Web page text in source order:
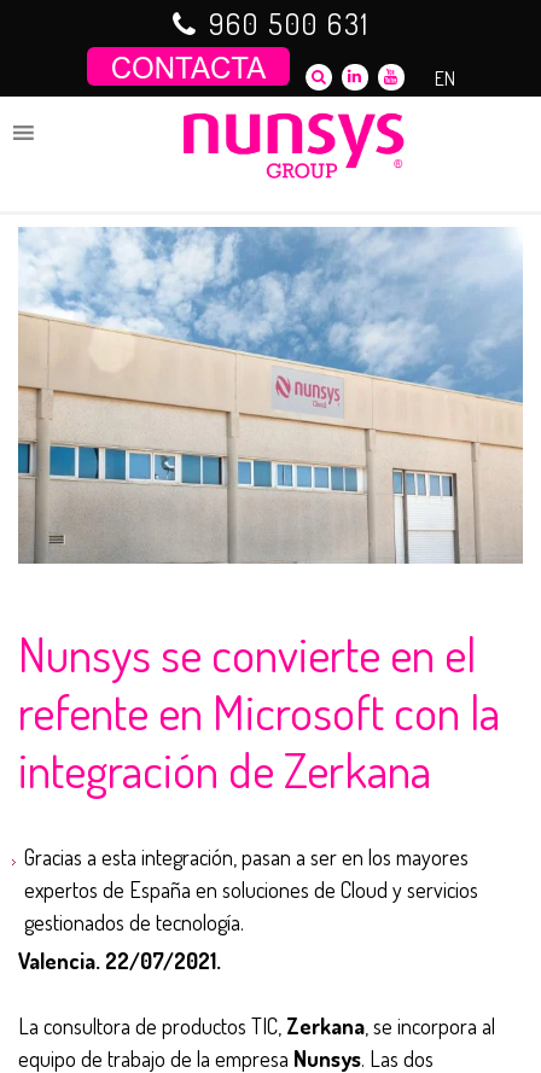
960 500 631
EN
Nunsys se convierte en el
refente en Microsoft con la
integración de Zerkana
Gracias a esta integración, pasan a ser en los mayores
expertos de España en soluciones de Cloud y servicios
gestionados de tecnología.
Valencia. 22/07/2021.
La consultora de productos TIC, Zerkana , se incorpora al
equipo de trabajo de la empresa Nunsys. Las dos